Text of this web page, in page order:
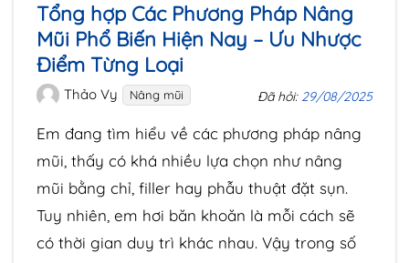
Tổng hợp Các Phương Pháp Nâng
Mũi Phổ Biến Hiện Nay – Ưu Nhược
Điểm Từng Loại
Thảo Vy Nâng mũi Đã hỏi: 29/08/2025
Em đang tìm hiểu về các phương pháp nâng
mũi, thấy có khá nhiều lựa chọn như nâng
mũi bằng chỉ, filler hay phẫu thuật đặt sụn.
Tuy nhiên, em hơi băn khoăn là mỗi cách sẽ
có thời gian duy trì khác nhau. Vậy trong số